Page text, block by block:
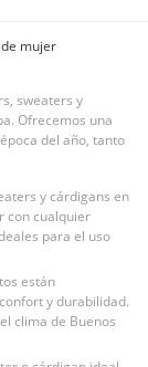
de mujer
sweaters y
Ofrecemos una
del año, tanto
y cárdigans en
con cualquier
para el uso
están
y durabilidad.
clima de Buenos